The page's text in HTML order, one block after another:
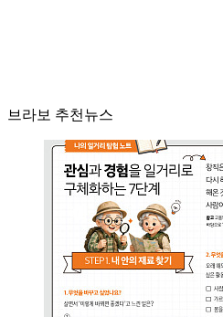
브라보 추천뉴스